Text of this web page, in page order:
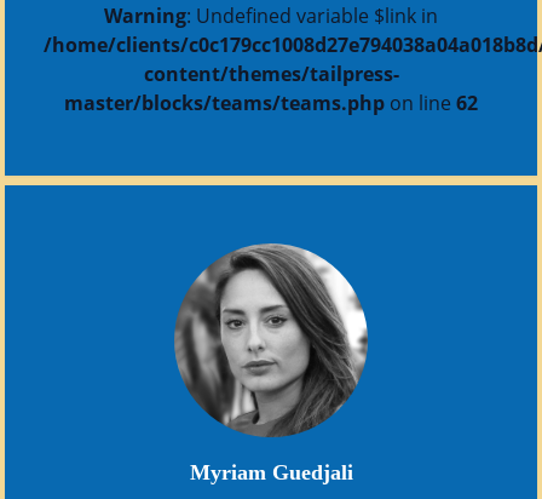
Warning: Undefined variable $link in
/home/clients/
content/themes/tailpress-
master/blocks/teams/teams.php on line 62
Myriam Guedjali